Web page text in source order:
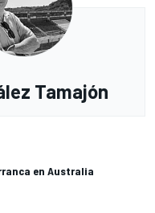
Tamajón
en Australia